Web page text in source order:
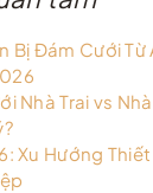
Bị Đám Cưới Từ
Nhà Trai vs
Xu Hướng